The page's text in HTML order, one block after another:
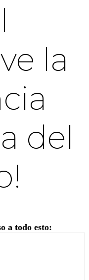
la
del
a todo esto: